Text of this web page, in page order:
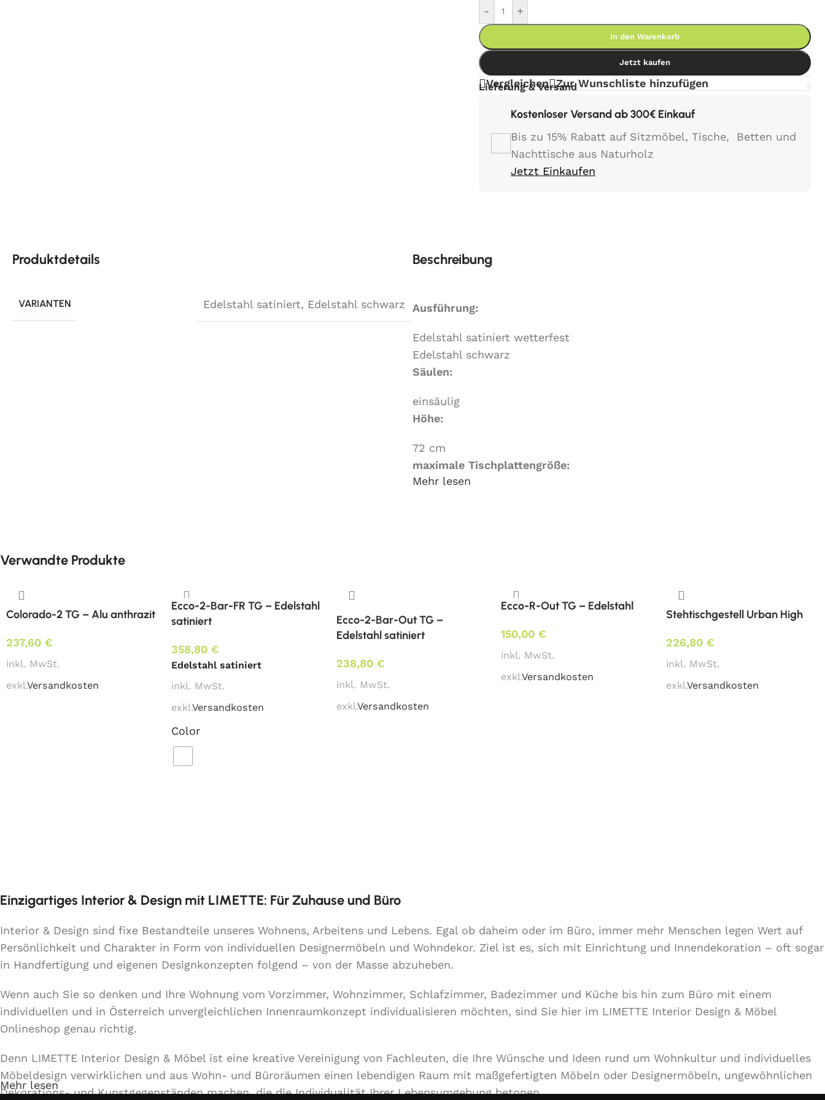
- +
In den Warenkorb
Jetzt kaufen
Vergleichen Zur Wunschliste hinzufügen
Lieferung & Versand
Kostenloser Versand ab 300€ Einkauf
Bis zu 15% Rabatt auf Sitzmöbel, Tische, Betten und
Nachttische aus Naturholz
Jetzt Einkaufen
Produktdetails
VARIANTEN Edelstahl satiniert, Edelstahl schwarz
Beschreibung
Ausführung:
Edelstahl satiniert wetterfest
Edelstahl schwarz
Säulen:
einsäulig
Höhe:
72 cm
maximale Tischplattengröße:
Niveau-Ausgleichsschraube
Mindestbestellmenge:
Verfügbarkeit:
Mehr lesen
Verwandte Produkte
Colorado-2 TG – Alu anthrazit
237,60 €
inkl. MwSt.
exkl.Versandkosten
Ecco-2-Bar-FR TG – Edelstahl
satiniert
358,80 €
Edelstahl satiniert
inkl. MwSt.
exkl.Versandkosten
Color
Ecco-2-Bar-Out TG –
Edelstahl satiniert
238,80 €
inkl. MwSt.
exkl.Versandkosten
Ecco-R-Out TG – Edelstahl
150,00€
inkl. MwSt.
exkl.Versandkosten
Stehtischgestell Urban High
226,80€
inkl. MwSt.
exkl.Versandkosten
Einzigartiges Interior & Design mit LIMETTE: Für Zuhause und Büro
Interior & Design sind fixe Bestandteile unseres Wohnens, Arbeitens und Lebens. Egal ob daheim oder im Büro, immer mehr Menschen legen Wert auf
Persönlichkeit und Charakter in Form von individuellen Designermöbeln und Wohndekor. Ziel ist es, sich mit Einrichtung und Innendekoration – oft sogar
in Handfertigung und eigenen Designkonzepten folgend – von der Masse abzuheben.
Wenn auch Sie so denken und Ihre Wohnung vom Vorzimmer, Wohnzimmer, Schlafzimmer, Badezimmer und Küche bis hin zum Büro mit einem
individuellen und in Österreich unvergleichlichen Innenraumkonzept individualisieren möchten, sind Sie hier im LIMETTE Interior Design & Möbel
Onlineshop genau richtig.
Denn LIMETTE Interior Design & Möbel ist eine kreative Vereinigung von Fachleuten, die Ihre Wünsche und Ideen rund um Wohnkultur und individuelles
Möbeldesign verwirklichen und aus Wohn- und Büroräumen einen lebendigen Raum mit maßgefertigten Möbeln oder Designermöbeln, ungewöhnlichen
Dekorations- und Kunstgegenständen machen, die die Individualität Ihrer Lebensumgebung betonen.
Mehr lesen